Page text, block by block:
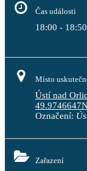
Čas události
18:00 - 18:50
Místo
Ústí nad
Označení:
Zařazení